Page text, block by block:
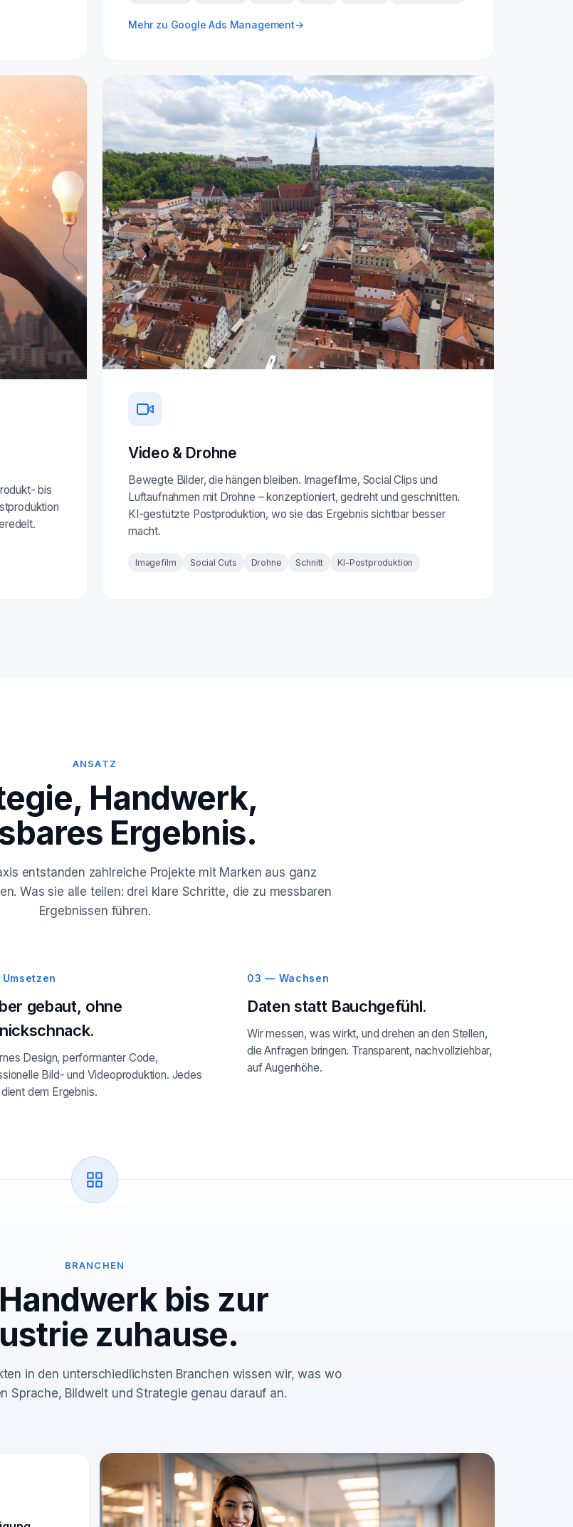
Mehr zu Google Ads Management→
bis
Video & Drohne
Bewegte Bilder, die hängen bleiben. Imagefilme, Social Clips und
Luftaufnahmen mit Drohne – konzeptioniert, gedreht und geschnitten.
KI-gestützte Postproduktion, wo sie das Ergebnis sichtbar besser
macht.
Imagefilm Social Cuts Drohne Schnitt KI-Postproduktion
ANSATZ
Handwerk,
Ergebnis.
entstanden zahlreiche Projekte mit Marken aus ganz
Was sie alle teilen: drei klare Schritte, die zu messbaren
Ergebnissen führen.
gebaut, ohne
Design, performanter Code,
Bild- und Videoproduktion. Jedes
dem Ergebnis.
03 — Wachsen
Daten statt Bauchgefühl.
Wir messen, was wirkt, und drehen an den Stellen,
die Anfragen bringen. Transparent, nachvollziehbar,
auf Augenhöhe.
BRANCHEN
bis zur
zuhause.
in den unterschiedlichsten Branchen wissen wir, was wo
Sprache, Bildwelt und Strategie genau darauf an.